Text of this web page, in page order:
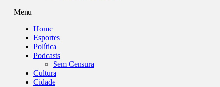
Menu
Home
Esportes
Política
Podcasts
Sem Censura
Cultura
Cidade